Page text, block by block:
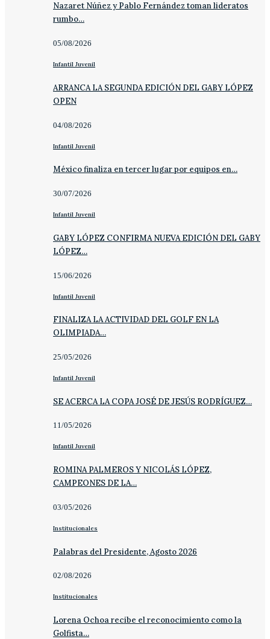
Nazaret Núñez y Pablo Fernández toman lideratos
rumbo…
05/08/2026
Infantil Juvenil
ARRANCA LA SEGUNDA EDICIÓN DEL GABY LÓPEZ
OPEN
04/08/2026
Infantil Juvenil
México finaliza en tercer lugar por equipos en…
30/07/2026
Infantil Juvenil
GABY LÓPEZ CONFIRMA NUEVA EDICIÓN DEL GABY
LÓPEZ…
15/06/2026
Infantil Juvenil
FINALIZA LA ACTIVIDAD DEL GOLF EN LA
OLIMPIADA…
25/05/2026
Infantil Juvenil
SE ACERCA LA COPA JOSÉ DE JESÚS RODRÍGUEZ…
11/05/2026
Infantil Juvenil
ROMINA PALMEROS Y NICOLÁS LÓPEZ,
CAMPEONES DE LA…
03/05/2026
Institucionales
Palabras del Presidente, Agosto 2026
02/08/2026
Institucionales
Lorena Ochoa recibe el reconocimiento como la
Golfista…